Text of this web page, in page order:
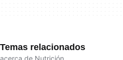
Temas relacionados
acerca de Nutrición